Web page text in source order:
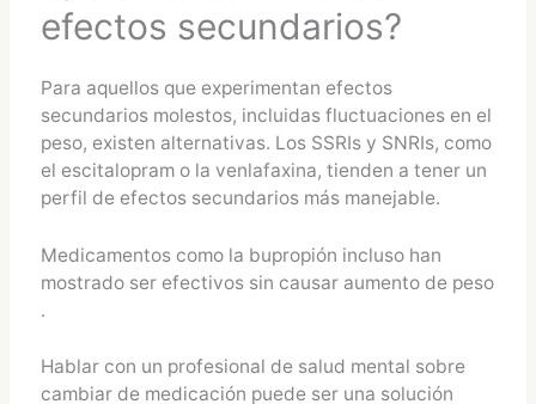
efectos secundarios?
Para aquellos que experimentan efectos
secundarios molestos, incluidas fluctuaciones en el
peso, existen alternativas. Los SSRIs y SNRIs, como
el escitalopram o la venlafaxina, tienden a tener un
perfil de efectos secundarios más manejable​.
Medicamentos como la bupropión incluso han
mostrado ser efectivos sin causar aumento de peso​
.
Hablar con un profesional de salud mental sobre
cambiar de medicación puede ser una solución